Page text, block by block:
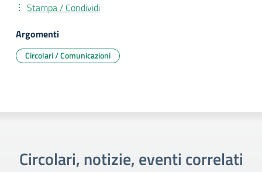
Stampa / Condividi
Argomenti
Circolari / Comunicazioni
Circolari, notizie, eventi correlati